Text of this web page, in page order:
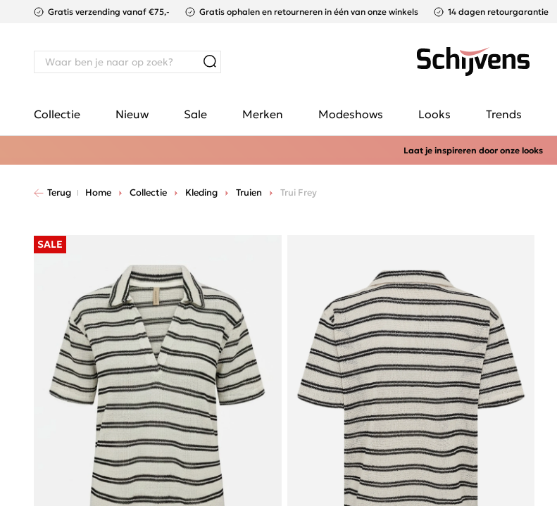
Gratis verzending vanaf €75,- Gratis ophalen en retourneren in één van onze winkels 14 dagen retourgarantie
Collectie Nieuw Sale Merken Modeshows Looks Trends
Laat je inspireren door onze looks
Terug Home Collectie Kleding Truien Trui Frey
SALE